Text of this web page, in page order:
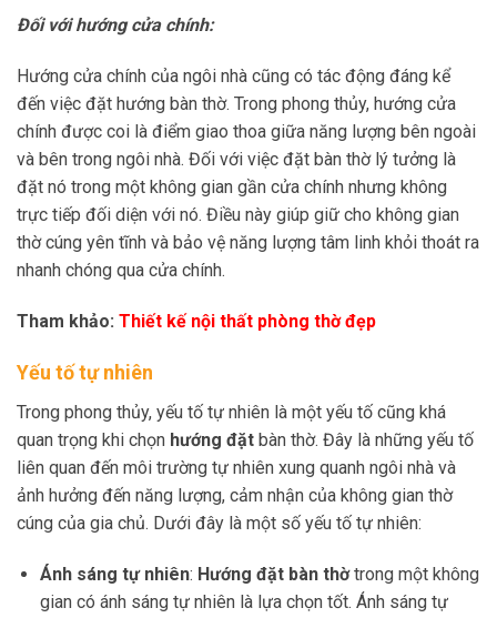
Đốivới hướng cửa chính:
Hướng cửa chính của ngôi nhà cũng có tác động đáng kể
đến việc đặt hướng bàn thờ. Trong phong thủy, hướng cửa
chính được coi là điểm giao thoa giữa năng lượng bên ngoài
và bên trong ngôi nhà. Đối với việc đặt bàn thờ lý tưởng là
đặt nó trong một không gian gần cửa chính nhưng không
trực tiếp đối diện với nó. Điều này giúp giữ cho không gian
thờ cúng yên tĩnh và bảo vệ năng lượng tâm linh khỏi thoát ra
nhanh chóng qua cửa chính.
Tham khảo: Thiết kế nội thất phòng thờ đẹp
Yếu tố tự nhiên
Trong phong thủy, yếu tố tự nhiên là một yếu tố cũng khá
quan trọng khi chọn hướng đặt bàn thờ. Đây là những yếu tố
liên quan đến môi trường tự nhiên xung quanh ngôi nhà và
ảnh hưởng đến năng lượng, cảm nhận của không gian thờ
cúng của gia chủ. Dưới đây là một số yếu tố tự nhiên:
Ánh sáng tự nhiên: Hướng đặt bàn thờtrong một không
gian có ánh sáng tự nhiên là lựa chọn tốt. Ánh sáng tự